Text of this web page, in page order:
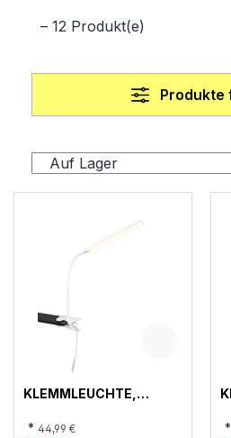
– 12 Produkt(e)
Produkte
KLEMMLEUCHTE,
* 44,99 € *